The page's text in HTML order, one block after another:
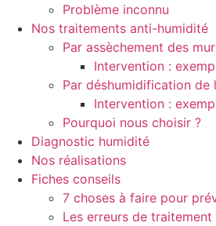
Problème inconnu
Nos traitements anti-humidité
Par assèchement des
Intervention :
Par déshumidification de
Intervention :
Pourquoi nous choisir ?
Diagnostic humidité
Nos réalisations
Fiches conseils
7 choses à faire pour
Les erreurs de